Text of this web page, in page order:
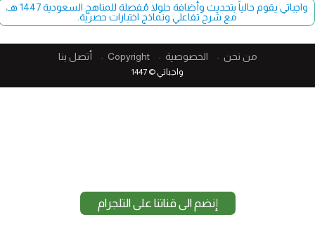
إنضم الى قناتنا على التلجرام
واجباتي يقوم حالياً بتحديث وأضافة حلولا مُفصلة للمناهج السعودية 1447 هـ،
مع شرح تفاعلي ونماذج اختبارات حصرية.
من نحن الخصوصية Copyright​ أتصل بنا
واجباتي © 1447